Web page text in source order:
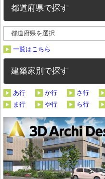
都道府県で探す
一覧はこちら
建築家別で探す
あ行 か行 さ行
ま行
や行 ら行